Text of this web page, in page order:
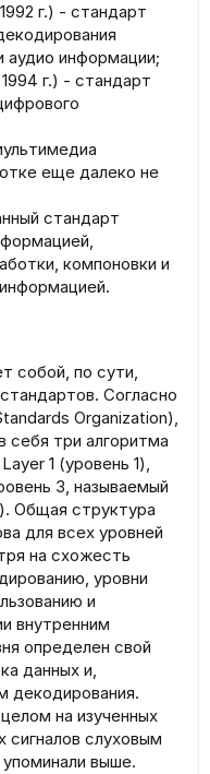
г.) - стандарт
аудио информации;
г.) - стандарт
еще далеко не
стандарт
компоновки и
собой, по сути,
Согласно
Organization),
себя три алгоритма
1 (уровень 1),
3, называемый
Общая структура
для всех уровней
на схожесть
уровни
и
внутренним
определен свой
данных и,
декодирования.
на изученных
сигналов слуховым
выше.